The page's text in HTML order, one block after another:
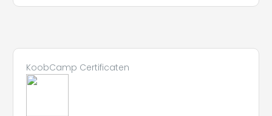
KoobCamp Certificaten